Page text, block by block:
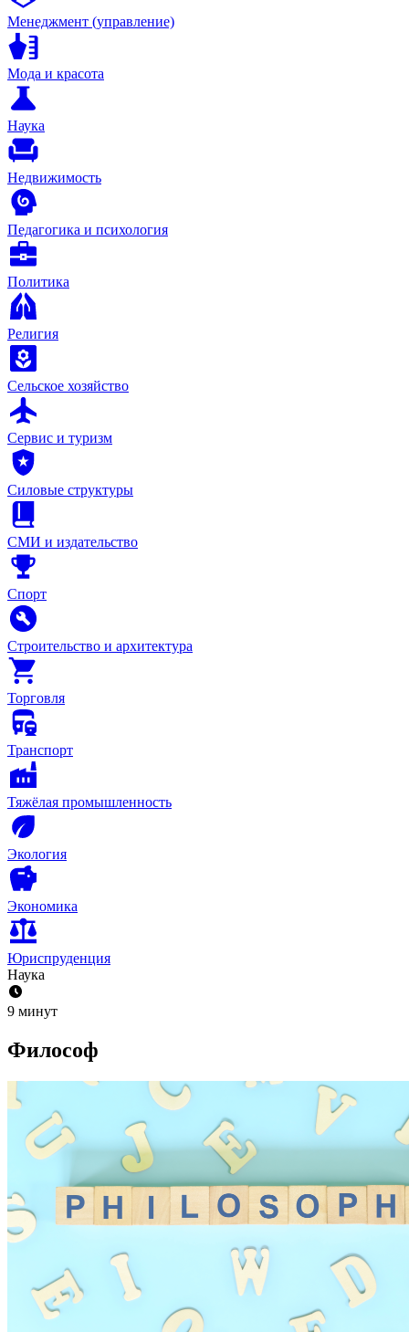
Менеджмент (управление)
Мода и красота
Наука
Недвижимость
Педагогика и психология
Политика
Религия
Сельское хозяйство
Сервис и туризм
Силовые структуры
СМИ и издательство
Спорт
Строительство и архитектура
Торговля
Транспорт
Тяжёлая промышленность
Экология
Экономика
Юриспруденция
Наука
9 минут
Философ